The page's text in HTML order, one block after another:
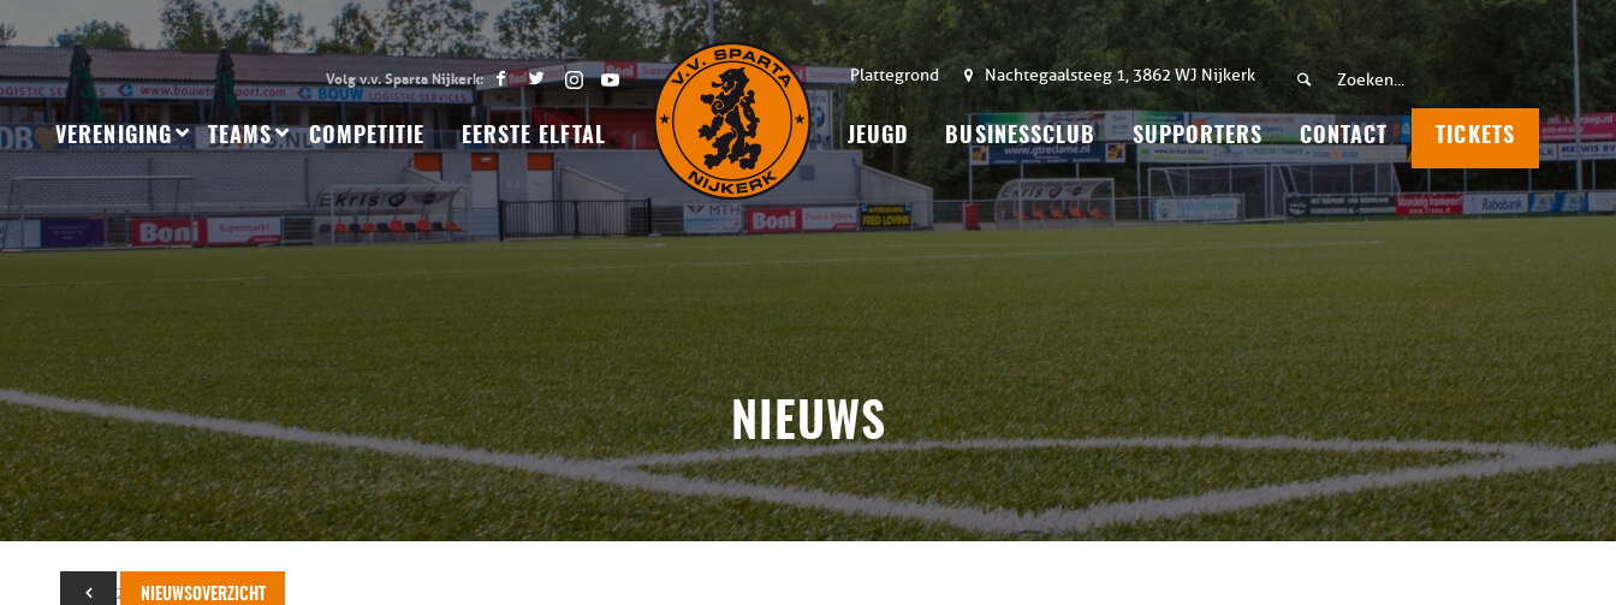
Plattegrond Nachtegaalsteeg 1, 3862 WJ Nijkerk
VERENIGING TEAMS COMPETITIE EERSTE ELFTAL JEUGD BUSINESSCLUB SUPPORTERS CONTACT TICKETS
NIEUWS
NIEUWSOVERZICHT
06 mei 2019